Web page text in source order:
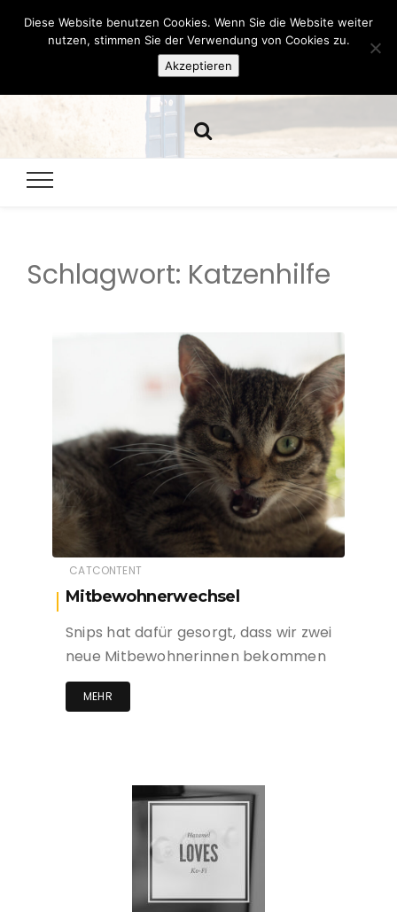
Hazamelistan
Schlagwort: Katzenhilfe
CATCONTENT
Mitbewohnerwechsel
Snips hat dafür gesorgt, dass wir zwei
neue Mitbewohnerinnen bekommen
MEHR
Diese Website benutzen Cookies. Wenn Sie die Website weiter
nutzen, stimmen Sie der Verwendung von Cookies zu.
Akzeptieren